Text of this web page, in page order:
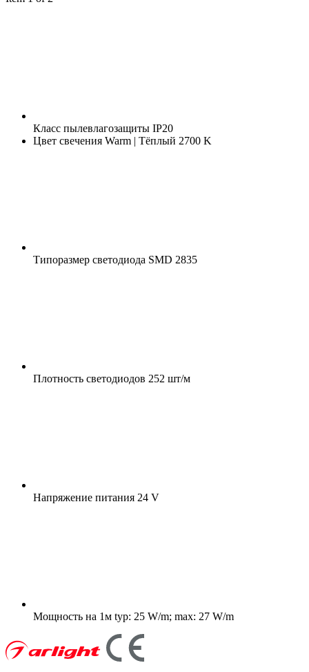
Класс пылевлагозащиты IP20
Цвет свечения Warm | Тёплый 2700 K
Типоразмер светодиода SMD 2835
Плотность светодиодов 252 шт/м
Напряжение питания 24 V
Мощность на 1м typ: 25 W/m; max: 27 W/m